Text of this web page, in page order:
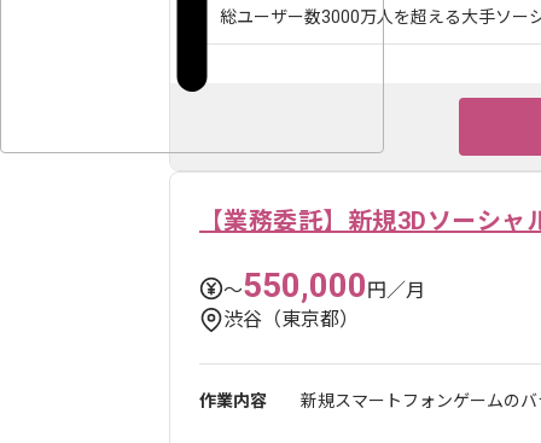
総ユーザー数3000万人を超える大手ソー
【業務委託】新規3Dソーシ
〜550,000円／月
渋谷（東京都）
作業内容 新規スマートフォンゲームの